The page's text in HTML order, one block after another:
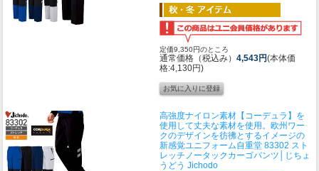
定価9,350円のところ
通常価格（税込み） 4,543円(本体価
格:4,130円)
高強度ナイロン素材【コーデュラ】を
使用して丈夫な素材を使用。欧州ワー
クのデザインを彷彿とするイメージの
新感覚ユニフォーム自重堂 83302 スト
レッチノータックカーゴパンツ│じちょ
うどう Jichodo